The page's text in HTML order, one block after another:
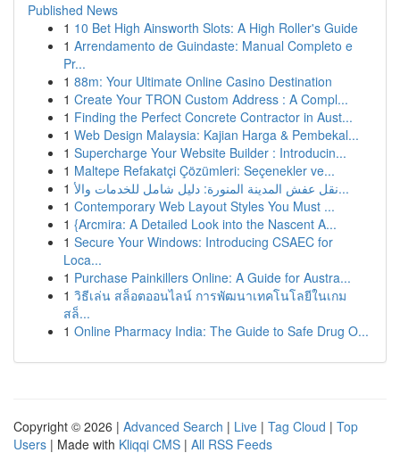
Published News
1 10 Bet High Ainsworth Slots: A High Roller's Guide
1 Arrendamento de Guindaste: Manual Completo e
Pr...
1 88m: Your Ultimate Online Casino Destination
1 Create Your TRON Custom Address : A Compl...
1 Finding the Perfect Concrete Contractor in Aust...
1 Web Design Malaysia: Kajian Harga & Pembekal...
1 Supercharge Your Website Builder : Introducin...
1 Maltepe Refakatçi Çözümleri: Seçenekler ve...
1
نقل عفش المدينة المنورة: دليل شامل للخدمات والأ...
1 Contemporary Web Layout Styles You Must ...
1 {Arcmira: A Detailed Look into the Nascent A...
1 Secure Your Windows: Introducing CSAEC for
Loca...
1 Purchase Painkillers Online: A Guide for Austra...
1 วิธีเล่น สล็อตออนไลน์ การพัฒนาเทคโนโลยีในเกม
สล็...
1 Online Pharmacy India: The Guide to Safe Drug O...
Copyright © 2026 | Advanced Search | Live | Tag Cloud | Top
Users | Made with Kliqqi CMS | All RSS Feeds